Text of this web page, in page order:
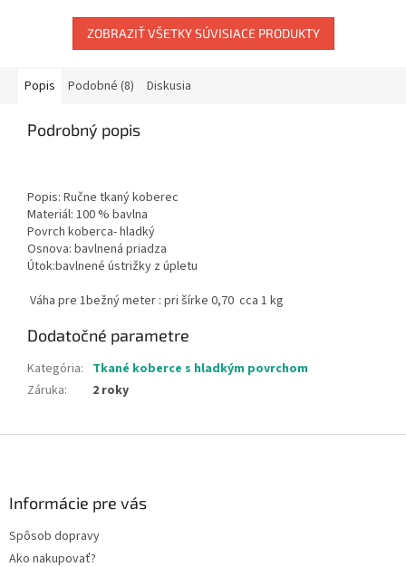
ZOBRAZIŤ VŠETKY SÚVISIACE PRODUKTY
Popis Podobné (8) Diskusia
Podrobný popis
Popis: Ručne tkaný koberec
Materiál: 100 % bavlna
Povrch koberca- hladký
Osnova: bavlnená priadza
Útok:bavlnené ústrižky z úpletu
Váha pre 1bežný meter : pri šírke 0,70 cca 1 kg
Dodatočné parametre
Kategória: Tkané koberce s hladkým povrchom
Záruka: 2 roky
Informácie pre vás
Spôsob dopravy
Ako nakupovať?